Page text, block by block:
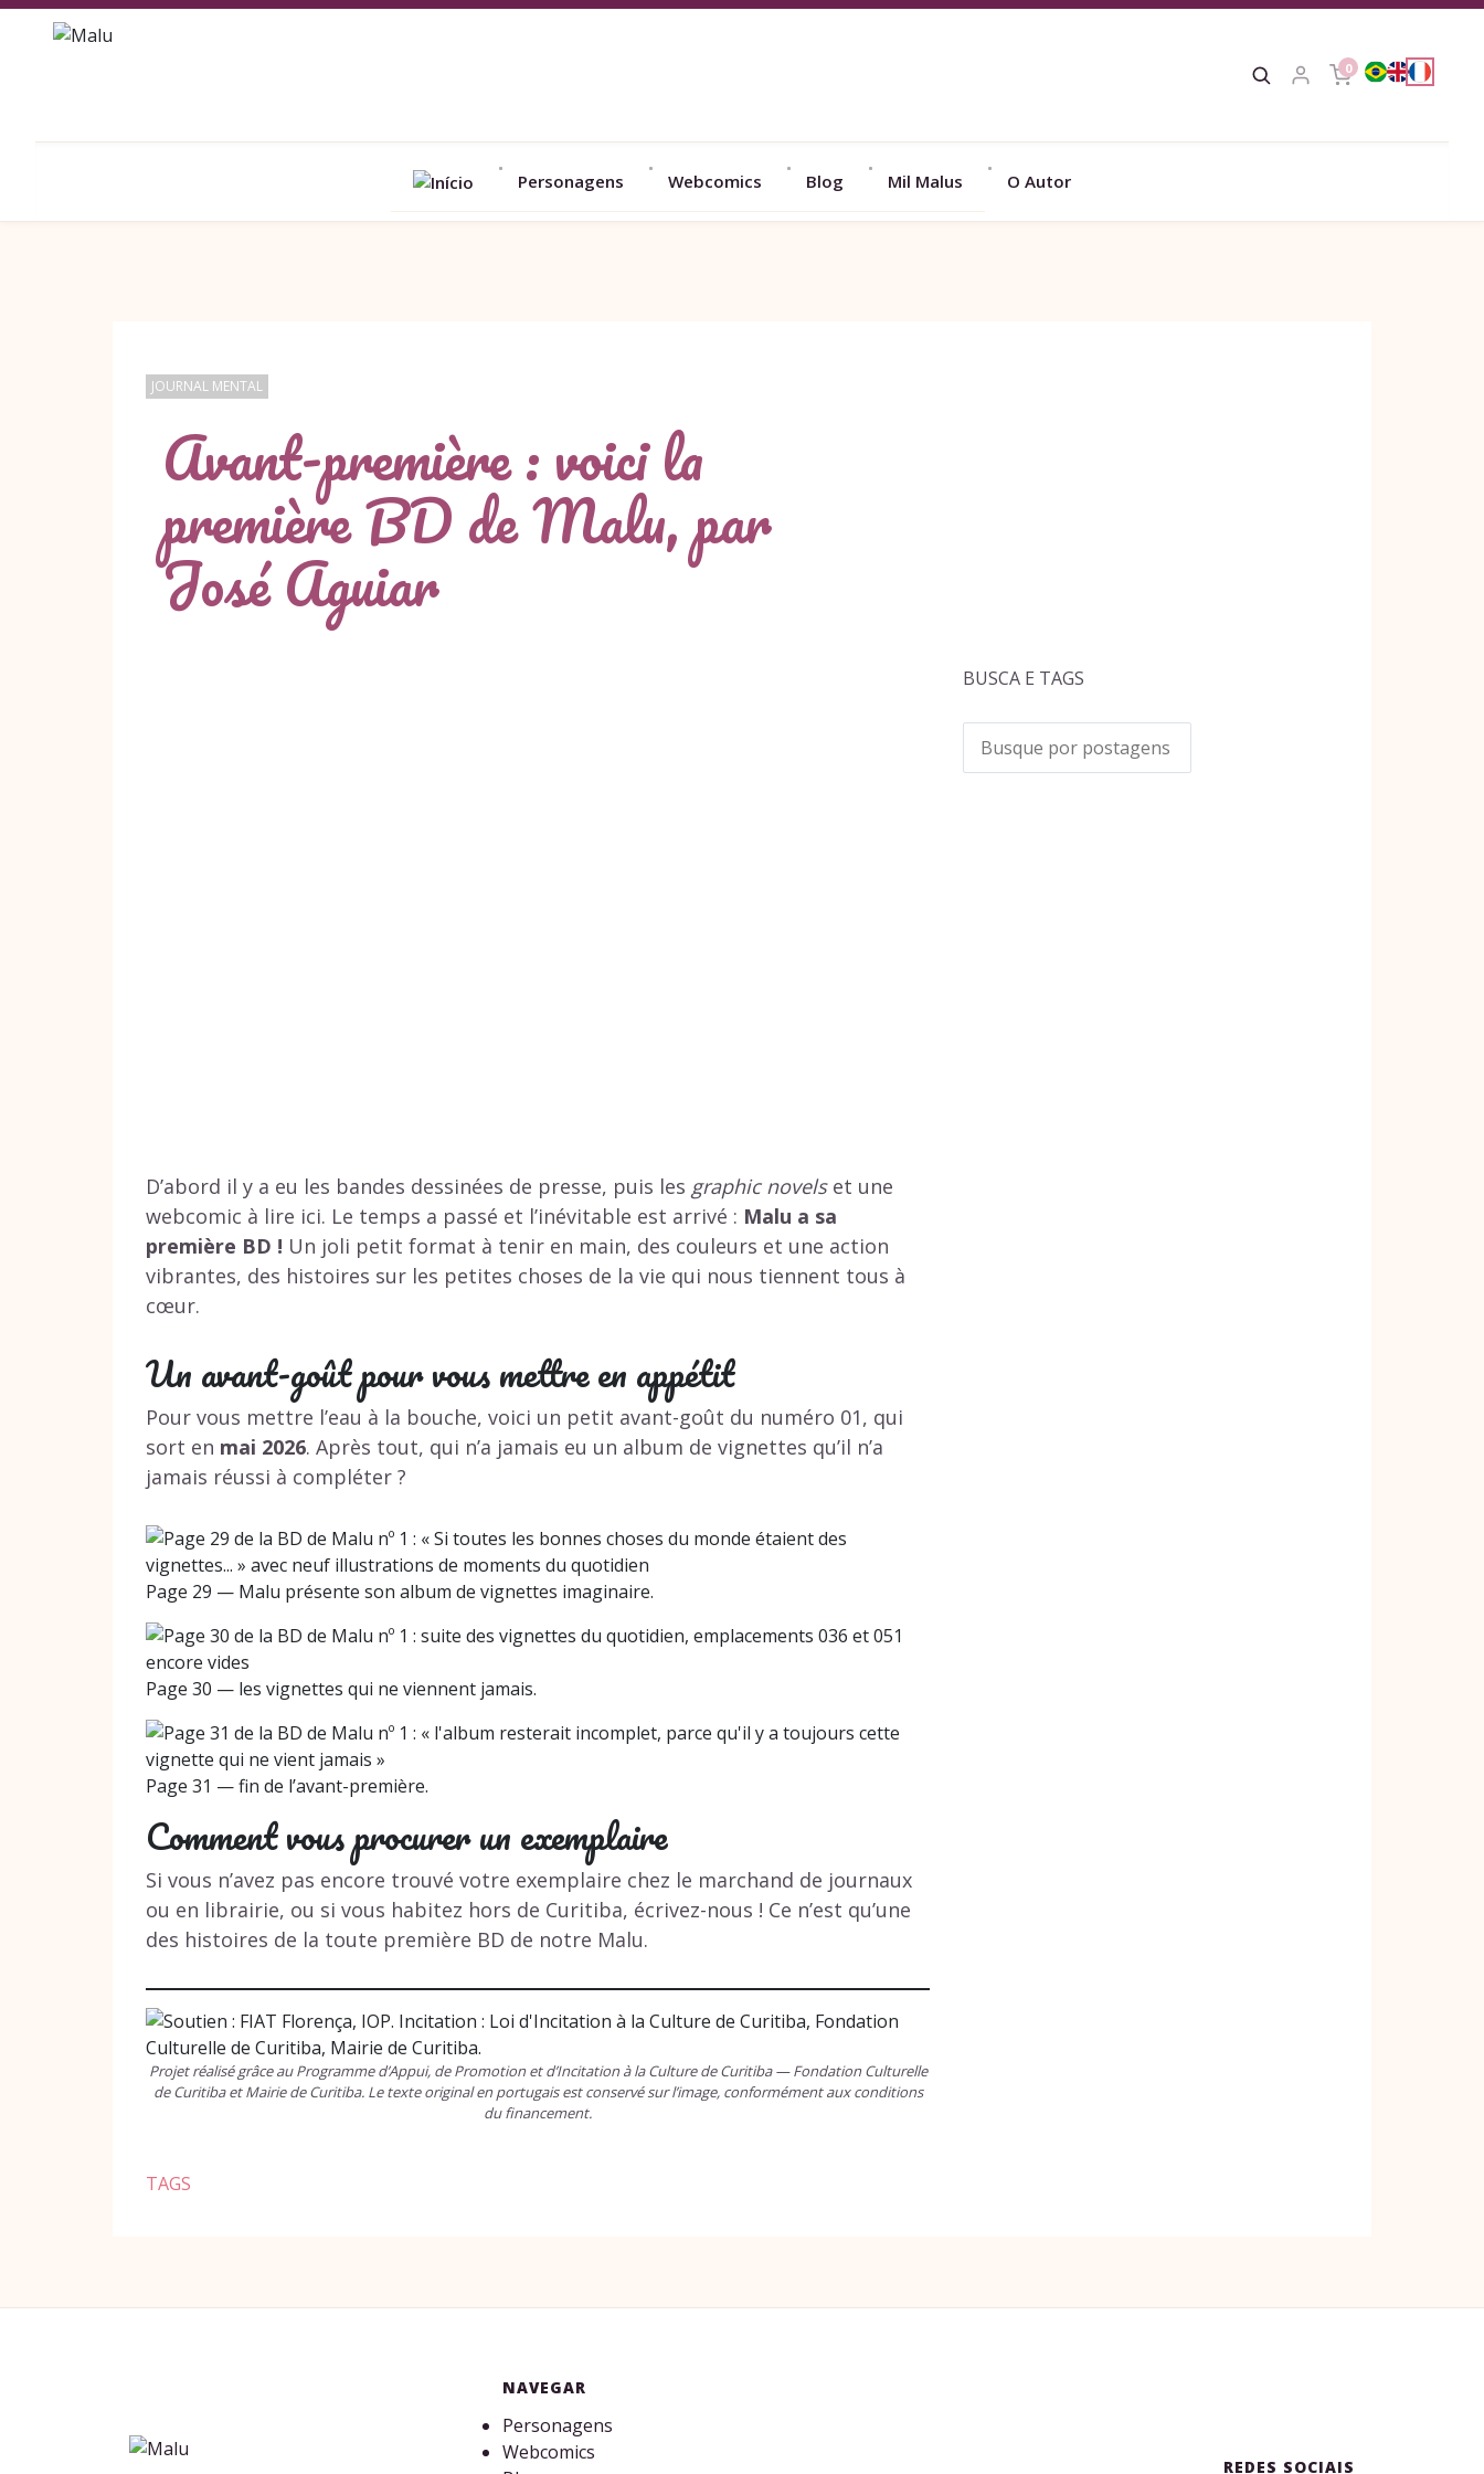
Personagens Webcomics Blog Mil Malus O Autor
0
JOURNAL MENTAL
Avant-première : voici la
première BD de Malu, par
José Aguiar
D’abord il y a eu les bandes dessinées de presse, puis les graphic novelset une
webcomic à lire ici. Le temps a passé et l’inévitable est arrivé : Malu a sa
première BD ! Un joli petit format à tenir en main, des couleurs et une action
vibrantes, des histoires sur les petites choses de la vie qui nous tiennent tous à
cœur.
Un avant-goût pour vous mettre en appétit
Pour vous mettre l’eau à la bouche, voici un petit avant-goût du numéro 01, qui
sort en mai 2026. Après tout, qui n’a jamais eu un album de vignettes qu’il n’a
jamais réussi à compléter ?
Page 29 — Malu présente son album de vignettes imaginaire.
Page 30 — les vignettes qui ne viennent jamais.
Page 31 — fin de l’avant-première.
Comment vous procurer un exemplaire
Si vous n’avez pas encore trouvé votre exemplaire chez le marchand de journaux
ou en librairie, ou si vous habitez hors de Curitiba, écrivez-nous ! Ce n’est qu’une
des histoires de la toute première BD de notre Malu.
Projet réalisé grâce au Programme d’Appui, de Promotion et d’Incitation à la Culture de Curitiba — Fondation Culturelle
de Curitiba et Mairie de Curitiba. Le texte original en portugais est conservé sur l’image, conformément aux conditions
du financement.
TAGS
BUSCA E TAGS
NAVEGAR
Personagens
Webcomics
REDES SOCIAIS